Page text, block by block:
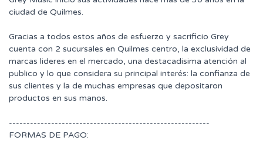
ciudad de Quilmes.
Gracias a todos estos años de esfuerzo y sacrificio Grey
cuenta con 2 sucursales en Quilmes centro, la exclusividad de
marcas lideres en el mercado, una destacadisima atención al
publico y lo que considera su principal interés: la confianza de
sus clientes y la de muchas empresas que depositaron
productos en sus manos.
---------------------------------------------------------
FORMAS DE PAGO: